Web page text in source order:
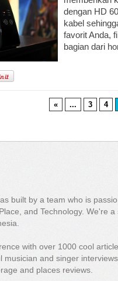
dengan HD
kabel
favorit Anda,
bagian dari
« ... 3 4
built by a team who is
and Technology. We're a
with over 1000 cool
and singer
and places reviews.